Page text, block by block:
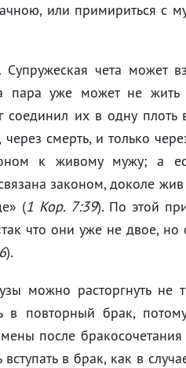
или примириться с
чета может
пара уже может не жить
их в одну плоть
смерть, и только
к живому мужу; а
законом, доколе
(1 Кор. 7:39). По этой
что они уже не двое, но
).
можно расторгнуть не
в повторный брак,
после
в брак, как в